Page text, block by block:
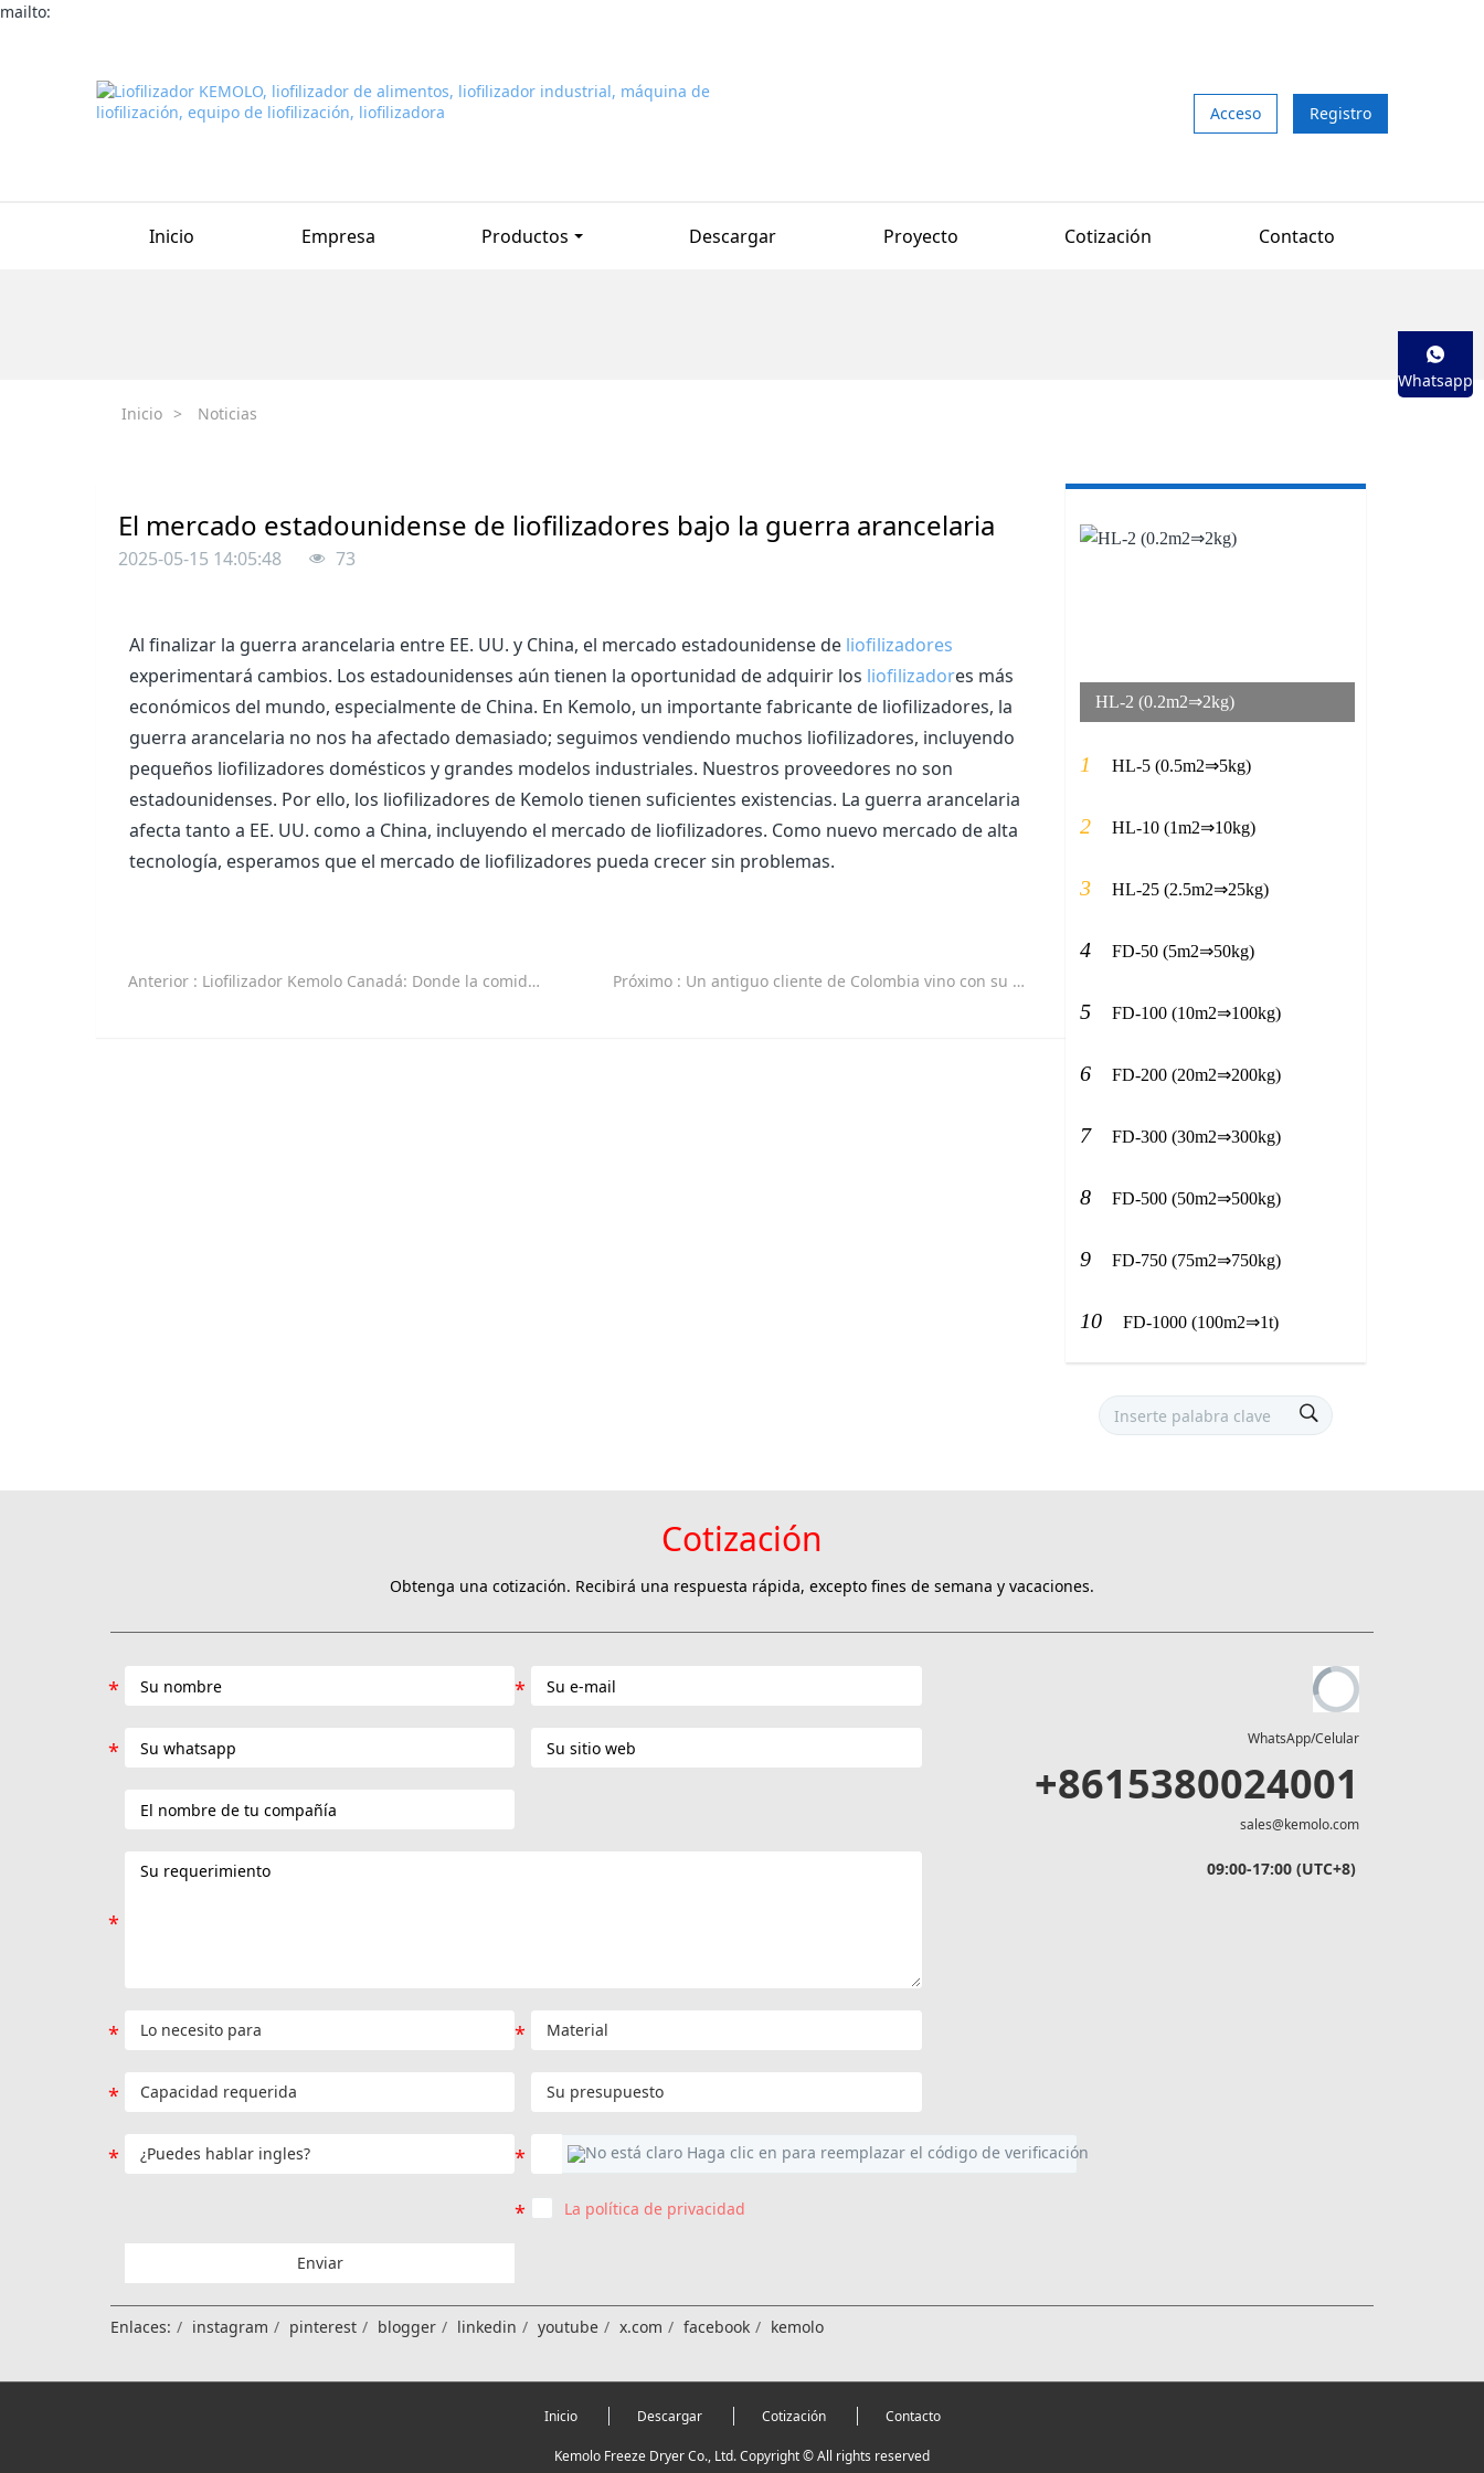
mailto:
Acceso Registro
Inicio Empresa Productos Descargar Proyecto Cotización Contacto
Inicio > Noticias
El mercado estadounidense de liofilizadores bajo la guerra arancelaria
2025-05-15 14:05:48 73
Al finalizar la guerra arancelaria entre EE. UU. y China, el mercado estadounidense de liofilizadores
experimentará cambios. Los estadounidenses aún tienen la oportunidad de adquirir los liofilizadores más
económicos del mundo, especialmente de China. En Kemolo, un importante fabricante de liofilizadores, la
guerra arancelaria no nos ha afectado demasiado; seguimos vendiendo muchos liofilizadores, incluyendo
pequeños liofilizadores domésticos y grandes modelos industriales. Nuestros proveedores no son
estadounidenses. Por ello, los liofilizadores de Kemolo tienen suficientes existencias. La guerra arancelaria
afecta tanto a EE. UU. como a China, incluyendo el mercado de liofilizadores. Como nuevo mercado de alta
tecnología, esperamos que el mercado de liofilizadores pueda crecer sin problemas.
Anterior : Liofilizador Kemolo Canadá: Donde la comida para mascotas cumple con la precisión y las tarifas impulsan compras más inteligentes Próximo : Un antiguo cliente de Colombia vino con su hijo para explorar nuevas oportunidades para la liofilización de alimentos.
HL-2 (0.2m2⇒2kg)
1 HL-5 (0.5m2⇒5kg)
2 HL-10 (1m2⇒10kg)
3 HL-25 (2.5m2⇒25kg)
4 FD-50 (5m2⇒50kg)
5 FD-100 (10m2⇒100kg)
6 FD-200 (20m2⇒200kg)
7 FD-300 (30m2⇒300kg)
8 FD-500 (50m2⇒500kg)
9 FD-750 (75m2⇒750kg)
10 FD-1000 (100m2⇒1t)
Cotización
Obtenga una cotización. Recibirá una respuesta rápida, excepto fines de semana y vacaciones.
La política de privacidad
Enviar
WhatsApp/Celular
+8615380024001
sales@kemolo.com
09:00-17:00 (UTC+8)
Enlaces: instagram pinterest blogger linkedin youtube x.com facebook kemolo
Inicio Descargar Cotización Contacto
Kemolo Freeze Dryer Co., Ltd. Copyright © All rights reserved
Whatsapp